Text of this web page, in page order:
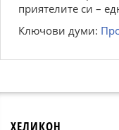
приятелите си –
Ключови думи:
ХЕЛИКОН